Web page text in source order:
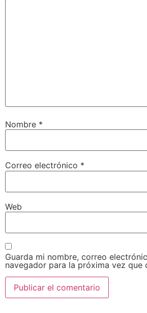
Nombre *
Correo electrónico *
Web
Guarda mi nombre, correo
navegador para la próxima vez que